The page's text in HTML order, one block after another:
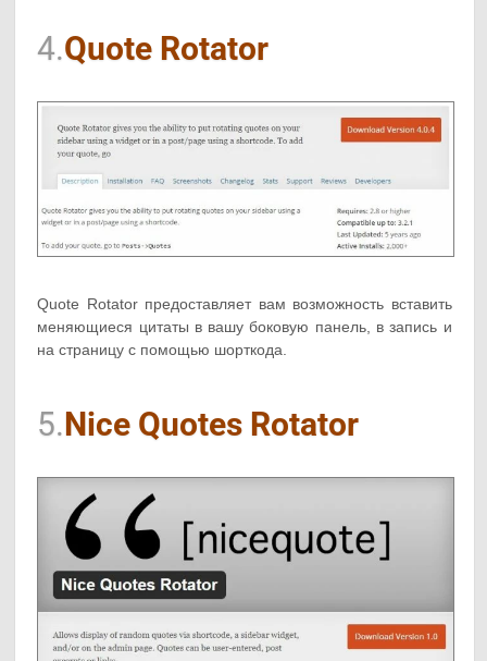
4.Quote Rotator
Quote Rotator предоставляет вам возможность вставить
меняющиеся цитаты в вашу боковую панель, в запись и
на страницу с помощью шорткода.
5.Nice Quotes Rotator